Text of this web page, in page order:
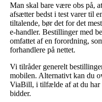
Man skal bare være obs på,
afsætter bedst i test varer til
tiltalende, bør det for det
e-handler. Bestillinger med
omfattet af en forordning,
forhandlere på nettet.
Vi tilråder generelt
mobilen. Alternativt kan du
ViaBill, i tilfælde af at du har
bidder.